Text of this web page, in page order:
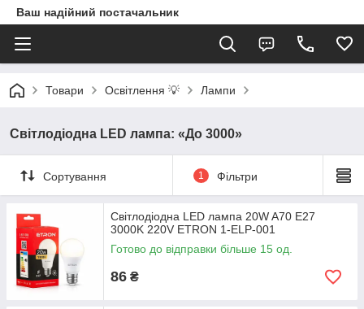
Ваш надійний постачальник
Товари Освітлення 💡 Лампи
Світлодіодна LED лампа: «До 3000»
Сортування 1 Фільтри
Світлодіодна LED лампа 20W A70 Е27
3000K 220V ETRON 1-ELP-001
Готово до відправки більше 15 од.
86 ₴